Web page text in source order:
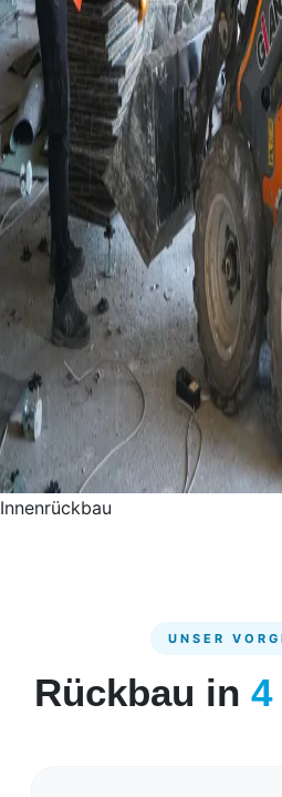
Innenrückbau
UNSER
Rückbau in 4